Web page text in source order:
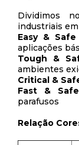
Dividimos
industriais
Easy & Safe
aplicações
Tough &
ambientes
Critical &
Fast &
parafusos
Relação